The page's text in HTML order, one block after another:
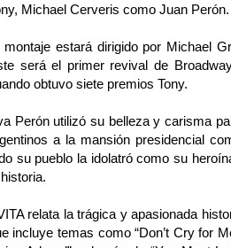
Michael Cerveris como Juan Perón.
montaje estará dirigido por Michael
será el primer revival de
obtuvo siete premios Tony.
Perón utilizó su belleza y carisma
a la mansión presidencial
su pueblo la idolatró como su
relata la trágica y apasionada
incluye temas como “Don’t Cry for